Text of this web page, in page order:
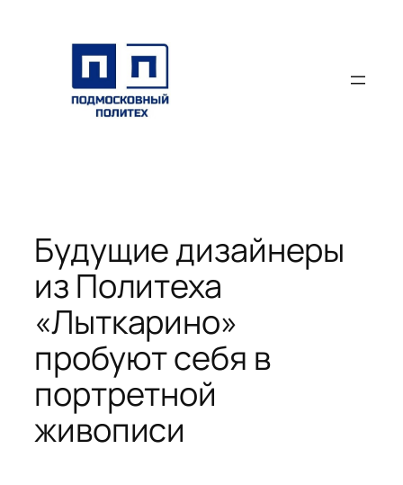
содержимому
Будущие дизайнеры
из Политеха
«Лыткарино»
пробуют себя в
портретной
живописи